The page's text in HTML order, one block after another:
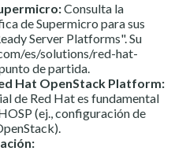
Consulta la
de Supermicro para sus
Server Platforms". Su
es/solutions/red-hat-
de partida.
Hat OpenStack Platform:
de Red Hat es fundamental
(ej., configuración de